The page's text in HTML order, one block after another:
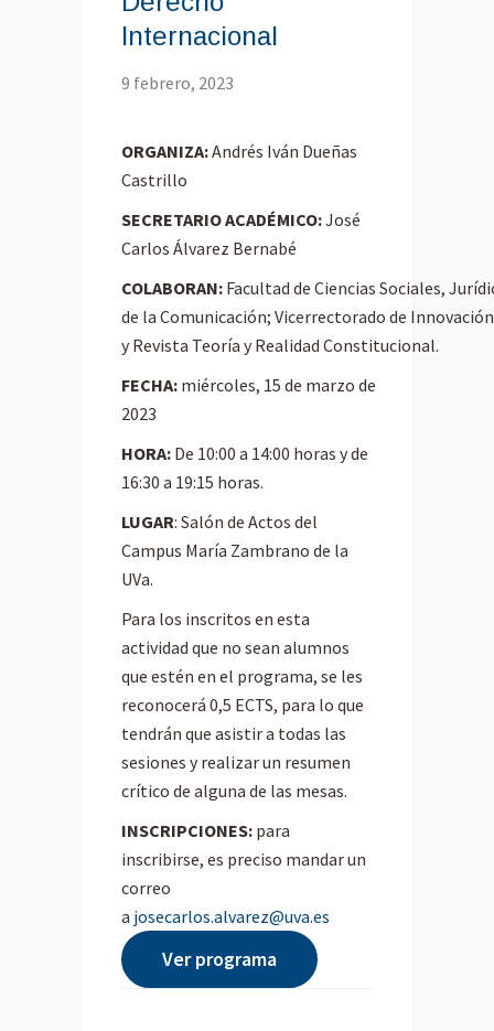
Internacional
9 febrero, 2023
ORGANIZA:Andrés Iván Dueñas
Castrillo
SECRETARIO ACADÉMICO:José
Carlos Álvarez Bernabé
COLABORAN: Facultad de Ciencias Sociales,
de la Comunicación; Vicerrectorado de
y Revista Teoría y Realidad Constitucional.
FECHA: miércoles, 15 de marzo de
2023
HORA: De 10:00 a 14:00 horas y de
16:30 a 19:15 horas.
LUGAR: Salón de Actos del
Campus María Zambrano de la
UVa.
Para los inscritos en esta
actividad que no sean alumnos
que estén en el programa, se les
reconocerá 0,5 ECTS, para lo que
tendrán que asistir a todas las
sesiones y realizar un resumen
crítico de alguna de las mesas.
INSCRIPCIONES: para
inscribirse, es preciso mandar un
correo
a josecarlos.alvarez@uva.es
Ver programa